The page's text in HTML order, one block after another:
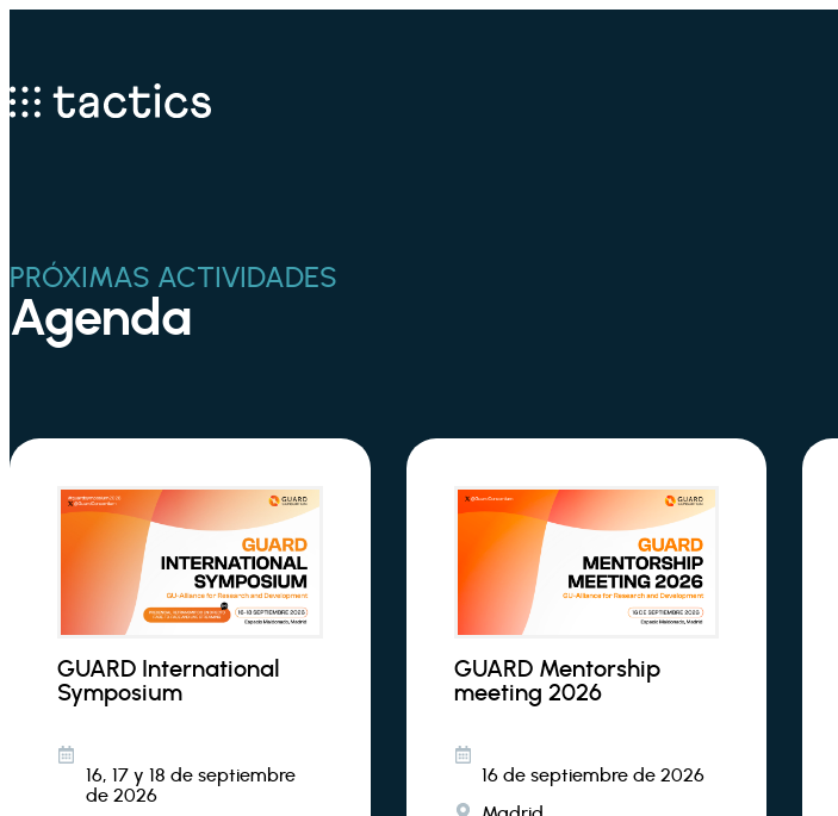
PRÓXIMAS ACTIVIDADES
Agenda
GUARD International
Symposium
16, 17 y 18 de septiembre
de 2026
GUARD Mentorship
meeting 2026
16 de septiembre de 2026